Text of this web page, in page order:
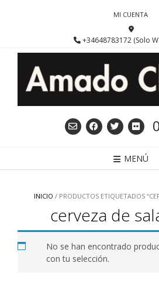
MI CUENTA
+34648783172 (Solo
0
MENÚ
INICIO / PRODUCTOS ETIQUETADOS
cerveza de
No se han encontrado
con tu selección.